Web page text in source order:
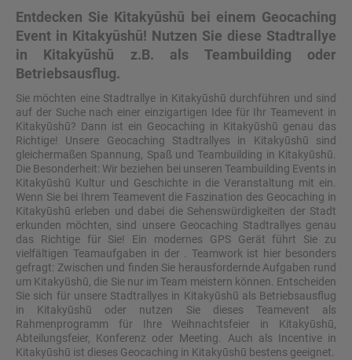
Entdecken Sie Kitakyūshū bei einem Geocaching
Event in Kitakyūshū! Nutzen Sie diese Stadtrallye
in Kitakyūshū z.B. als Teambuilding oder
Betriebsausflug.
Sie möchten eine Stadtrallye in Kitakyūshū durchführen und sind
auf der Suche nach einer einzigartigen Idee für Ihr Teamevent in
Kitakyūshū? Dann ist ein Geocaching in Kitakyūshū genau das
Richtige! Unsere Geocaching Stadtrallyes in Kitakyūshū sind
gleichermaßen Spannung, Spaß und Teambuilding in Kitakyūshū.
Die Besonderheit: Wir beziehen bei unseren Teambuilding Events in
Kitakyūshū Kultur und Geschichte in die Veranstaltung mit ein.
Wenn Sie bei Ihrem Teamevent die Faszination des Geocaching in
Kitakyūshū erleben und dabei die Sehenswürdigkeiten der Stadt
erkunden möchten, sind unsere Geocaching Stadtrallyes genau
das Richtige für Sie! Ein modernes GPS Gerät führt Sie zu
vielfältigen Teamaufgaben in der . Teamwork ist hier besonders
gefragt: Zwischen und finden Sie herausfordernde Aufgaben rund
um Kitakyūshū, die Sie nur im Team meistern können. Entscheiden
Sie sich für unsere Stadtrallyes in Kitakyūshū als Betriebsausflug
in Kitakyūshū oder nutzen Sie dieses Teamevent als
Rahmenprogramm für Ihre Weihnachtsfeier in Kitakyūshū,
Abteilungsfeier, Konferenz oder Meeting. Auch als Incentive in
Kitakyūshū ist dieses Geocaching in Kitakyūshū bestens geeignet.